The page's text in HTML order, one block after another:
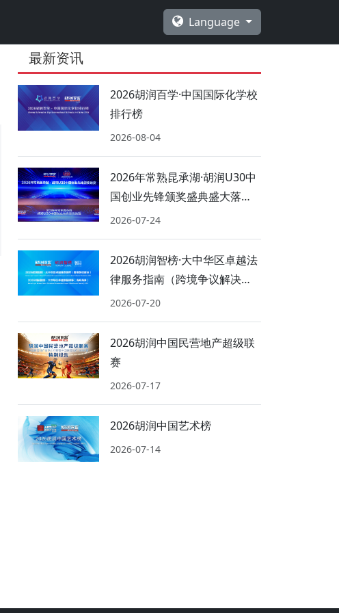
Language
最新资讯
2026胡润百学·中国国际化学校
排行榜
2026-08-04
2026年常熟昆承湖·胡润U30中
国创业先锋颁奖盛典盛大落
幕！
2026-07-24
2026胡润智榜·大中华区卓越法
律服务指南（跨境争议解决、
海商海事）
2026-07-20
2026胡润中国民营地产超级联
赛
2026-07-17
2026胡润中国艺术榜
2026-07-14